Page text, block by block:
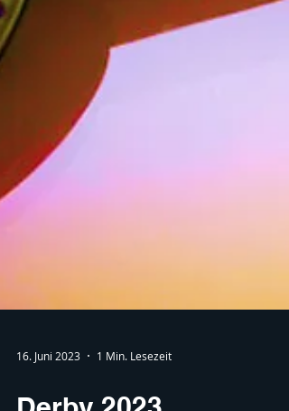
16. Juni 2023 1 Min. Lesezeit